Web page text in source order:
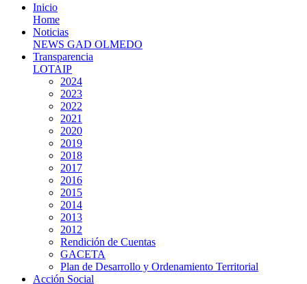
Inicio
Home
Noticias
NEWS GAD OLMEDO
Transparencia
LOTAIP
2024
2023
2022
2021
2020
2019
2018
2017
2016
2015
2014
2013
2012
Rendición de Cuentas
GACETA
Plan de Desarrollo y Ordenamiento Territorial
Acción Social